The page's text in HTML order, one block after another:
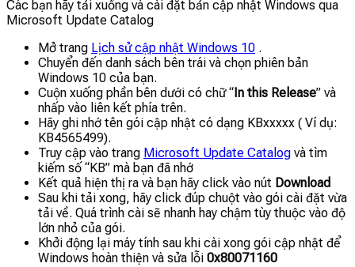
Các bạn hãy tải xuống và cài đặt bản cập nhật Windows qua
Microsoft Update Catalog
Mở trang Lịch sử cập nhật Windows 10 .
Chuyển đến danh sách bên trái và chọn phiên bản
Windows 10 của bạn.
Cuộn xuống phần bên dưới có chữ “ In this Release” và
nhấp vào liên kết phía trên.
Hãy ghi nhớ tên gói cập nhật có dạng KBxxxxx ( Ví dụ:
KB4565499).
Truy cập vào trang Microsoft Update Catalog và tìm
kiếm số “KB” mà bạn đã nhớ
Kết quả hiện thị ra và bạn hãy click vào nút Download
Sau khi tải xong, hãy click đúp chuột vào gói cài đặt vừa
tải về. Quá trình cài sẽ nhanh hay chậm tùy thuộc vào độ
lớn nhỏ của gói.
Khởi động lại máy tính sau khi cài xong gói cập nhật để
Windows hoàn thiện và sửa lỗi 0x80071160